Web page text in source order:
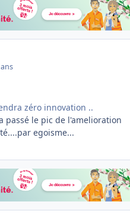
zéro innovation ..
passé le pic de l'amelioration
egoisme...